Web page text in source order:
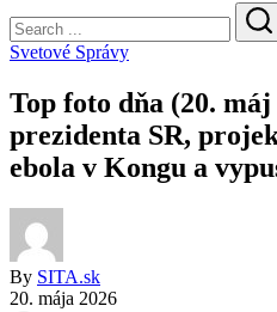
Search
Svetové Správy
Top foto dňa (20.
prezidenta SR,
ebola v Kongu a
By SITA.sk
20. mája 2026